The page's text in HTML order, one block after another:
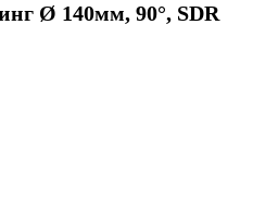
Ø 140мм, 90°, SDR